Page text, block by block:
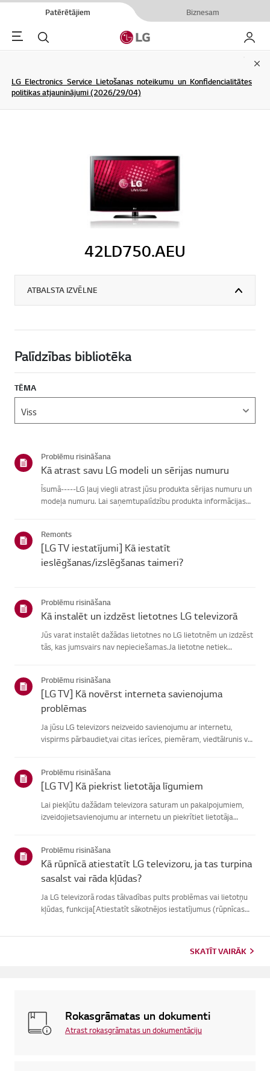
Patērētājiem Biznesam
Menu Meklēt Mans
LG Electronics Service Lietošanas noteikumu un Konfidencialitātes
politikas atjauninājumi (2026/29/04)
42LD750.AEU
ATBALSTA IZVĒLNE
Palīdzības bibliotēka
TĒMA
Problēmu risināšana
Kā atrast savu LG modeli un sērijas numuru
Īsumā-----LG ļauj viegli atrast jūsu produkta sērijas numuru un
modeļa numuru. Lai saņemtupalīdzību produkta informācijas
Remonts
[LG TV iestatījumi] Kā iestatīt
ieslēgšanas/izslēgšanas taimeri?
Problēmu risināšana
Kā instalēt un izdzēst lietotnes LG televizorā
Jūs varat instalēt dažādas lietotnes no LG lietotnēm un izdzēst
tās, kas jumsvairs nav nepieciešamas.Ja lietotne netiek
Problēmu risināšana
[LG TV] Kā novērst interneta savienojuma
problēmas
Ja jūsu LG televizors neizveido savienojumu ar internetu,
vispirms pārbaudiet,vai citas ierīces, piemēram, viedtālrunis vai
Problēmu risināšana
[LG TV] Kā piekrist lietotāja līgumiem
Lai piekļūtu dažādam televizora saturam un pakalpojumiem,
izveidojietsavienojumu ar internetu un piekrītiet lietotāja
Problēmu risināšana
Kā rūpnīcā atiestatīt LG televizoru, ja tas turpina
sasalst vai rāda kļūdas?
Ja LG televizorā rodas tālvadības pults problēmas vai lietotņu
kļūdas, funkcija[Atiestatīt sākotnējos iestatījumus (rūpnīcas
SKATĪT VAIRĀK
Rokasgrāmatas un dokumenti
Atrast rokasgrāmatas un dokumentāciju